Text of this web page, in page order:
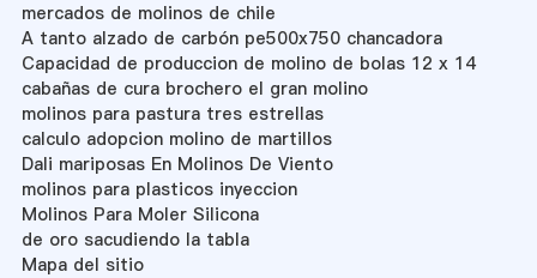
mercados de molinos de chile
A tanto alzado de carbón pe500x750 chancadora
Capacidad de produccion de molino de bolas 12 x 14
cabañas de cura brochero el gran molino
molinos para pastura tres estrellas
calculo adopcion molino de martillos
Dali mariposas En Molinos De Viento
molinos para plasticos inyeccion
Molinos Para Moler Silicona
de oro sacudiendo la tabla
Mapa del sitio